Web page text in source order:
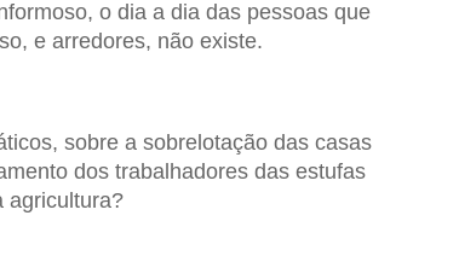
o dia a dia das pessoas que
e arredores, não existe.
sobre a sobrelotação das casas
dos trabalhadores das estufas
agricultura?